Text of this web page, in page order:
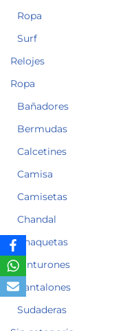
Ropa
Surf
Relojes
Ropa
Bañadores
Bermudas
Calcetines
Camisa
Camisetas
Chandal
Chaquetas
Cinturones
Pantalones
Sudaderas